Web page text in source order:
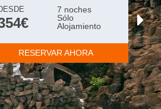
7 noches
Sólo
Alojamiento
RESERVAR AHORA